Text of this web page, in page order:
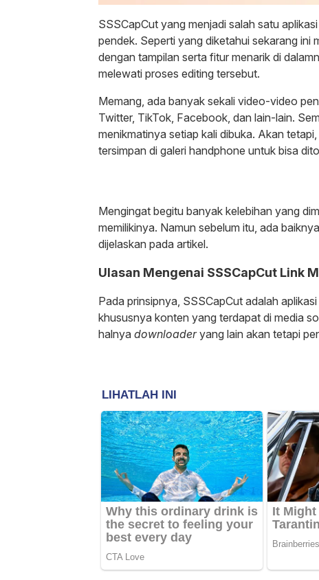
SSSCapCut yang menjadi salah satu
pendek. Seperti yang diketahui sekarang ini
dengan tampilan serta fitur menarik di
melewati proses editing tersebut.
Memang, ada banyak sekali video-video
Twitter, TikTok, Facebook, dan lain-lain.
menikmatinya setiap kali dibuka. Akan
tersimpan di galeri handphone untuk bisa
Mengingat begitu banyak kelebihan yang
memilikinya. Namun sebelum itu, ada
dijelaskan pada artikel.
Ulasan Mengenai SSSCapCut Link
Pada prinsipnya, SSSCapCut adalah
khususnya konten yang terdapat di media
halnya downloaderyang lain akan tetapi